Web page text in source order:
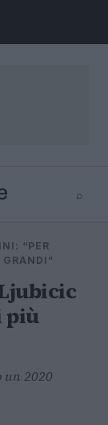
⌕
“PER
più
un 2020